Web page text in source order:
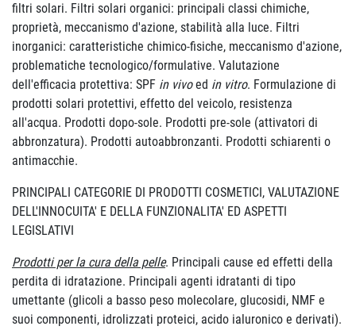
filtri solari. Filtri solari organici: principali classi chimiche,
proprietà, meccanismo d'azione, stabilità alla luce. Filtri
inorganici: caratteristiche chimico-fisiche, meccanismo d'azione,
problematiche tecnologico/formulative. Valutazione
dell'efficacia protettiva: SPF in vivoed in vitro. Formulazione di
prodotti solari protettivi, effetto del veicolo, resistenza
all'acqua. Prodotti dopo-sole. Prodotti pre-sole (attivatori di
abbronzatura). Prodotti autoabbronzanti. Prodotti schiarenti o
antimacchie.
PRINCIPALI CATEGORIE DI PRODOTTI COSMETICI, VALUTAZIONE
DELL'INNOCUITA' E DELLA FUNZIONALITA' ED ASPETTI
LEGISLATIVI
Prodotti per la cura della pelle. Principali cause ed effetti della
perdita di idratazione. Principali agenti idratanti di tipo
umettante (glicoli a basso peso molecolare, glucosidi, NMF e
suoi componenti, idrolizzati proteici, acido ialuronico e derivati).